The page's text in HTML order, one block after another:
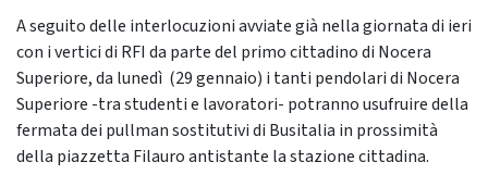
A seguito delle interlocuzioni avviate già nella giornata di ieri
con i vertici di RFI da parte del primo cittadino di Nocera
Superiore, da lunedì (29 gennaio) i tanti pendolari di Nocera
Superiore -tra studenti e lavoratori- potranno usufruire della
fermata dei pullman sostitutivi di Busitalia in prossimità
della piazzetta Filauro antistante la stazione cittadina.